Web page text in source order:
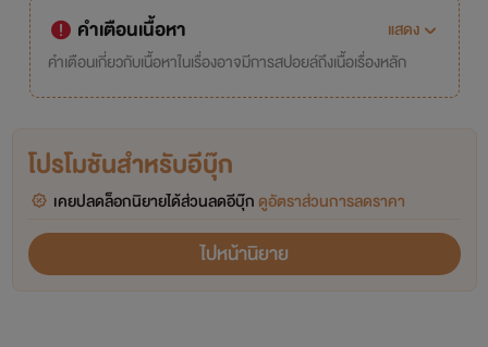
คำเตือนเนื้อหา
แสดง
คำเตือนเกี่ยวกับเนื้อหาในเรื่องอาจมีการสปอยล์ถึงเนื้อเรื่องหลัก
โปรโมชันสำหรับอีบุ๊ก
เคยปลดล็อกนิยายได้ส่วนลดอีบุ๊ก ดูอัตราส่วนการลดราคา
ไปหน้านิยาย